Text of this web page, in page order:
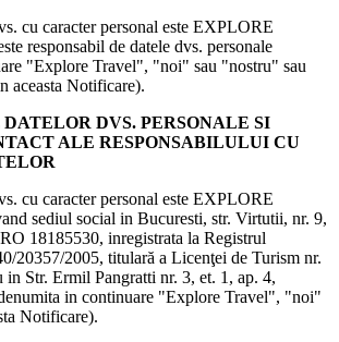
cu caracter personal este EXPLORE
responsabil de datele dvs. personale
"Explore Travel", "noi" sau "nostru" sau
aceasta Notificare).
DVS. PERSONALE SI
ALE RESPONSABILULUI CU
cu caracter personal este EXPLORE
sediul social in Bucuresti, str. Virtutii, nr. 9,
18185530, inregistrata la Registrul
20357/2005, titulară a Licenţei de Turism nr.
in Str. Ermil Pangratti nr. 3, et. 1, ap. 4,
in continuare "Explore Travel", "noi"
Notificare).